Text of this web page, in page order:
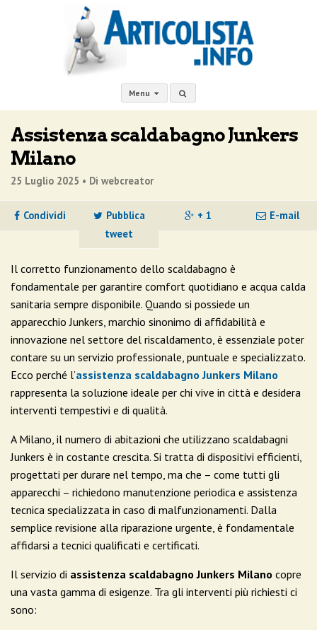
Menu
Assistenza scaldabagno Junkers
Milano
25 Luglio 2025 • Di webcreator
Condividi
Pubblica
tweet
+ 1 E-mail
Il corretto funzionamento dello scaldabagno è
fondamentale per garantire comfort quotidiano e acqua calda
sanitaria sempre disponibile. Quando si possiede un
apparecchio Junkers, marchio sinonimo di affidabilità e
innovazione nel settore del riscaldamento, è essenziale poter
contare su un servizio professionale, puntuale e specializzato.
Ecco perché l’assistenza scaldabagno Junkers Milano
rappresenta la soluzione ideale per chi vive in città e desidera
interventi tempestivi e di qualità.
A Milano, il numero di abitazioni che utilizzano scaldabagni
Junkers è in costante crescita. Si tratta di dispositivi efficienti,
progettati per durare nel tempo, ma che – come tutti gli
apparecchi – richiedono manutenzione periodica e assistenza
tecnica specializzata in caso di malfunzionamenti. Dalla
semplice revisione alla riparazione urgente, è fondamentale
affidarsi a tecnici qualificati e certificati.
Il servizio di assistenza scaldabagno Junkers Milano copre
una vasta gamma di esigenze. Tra gli interventi più richiesti ci
sono: